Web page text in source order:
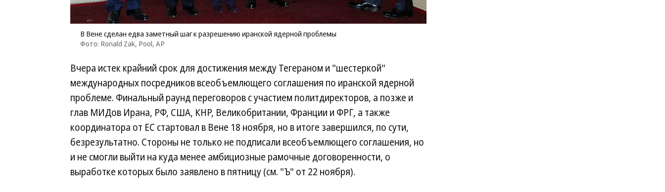
В Вене сделан едва заметный шаг к разрешению иранской ядерной проблемы
Фото: Ronald Zak, Pool, AP
Вчера истек крайний срок для достижения между Тегераном и "шестеркой"
международных посредников всеобъемлющего соглашения по иранской ядерной
проблеме. Финальный раунд переговоров с участием политдиректоров, а позже и
глав МИДов Ирана, РФ, США, КНР, Великобритании, Франции и ФРГ, а также
координатора от ЕС стартовал в Вене 18 ноября, но в итоге завершился, по сути,
безрезультатно. Стороны не только не подписали всеобъемлющего соглашения, но
и не смогли выйти на куда менее амбициозные рамочные договоренности, о
выработке которых было заявлено в пятницу (см. "Ъ" от 22 ноября).